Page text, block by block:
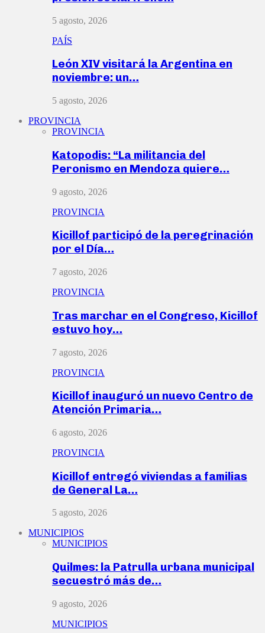
5 agosto, 2026
PAÍS
León XIV visitará la Argentina en
noviembre: un…
5 agosto, 2026
PROVINCIA
PROVINCIA
Katopodis: “La militancia del
Peronismo en Mendoza quiere…
9 agosto, 2026
PROVINCIA
Kicillof participó de la peregrinación
por el Día…
7 agosto, 2026
PROVINCIA
Tras marchar en el Congreso, Kicillof
estuvo hoy…
7 agosto, 2026
PROVINCIA
Kicillof inauguró un nuevo Centro de
Atención Primaria…
6 agosto, 2026
PROVINCIA
Kicillof entregó viviendas a familias
de General La…
5 agosto, 2026
MUNICIPIOS
MUNICIPIOS
Quilmes: la Patrulla urbana municipal
secuestró más de…
9 agosto, 2026
MUNICIPIOS